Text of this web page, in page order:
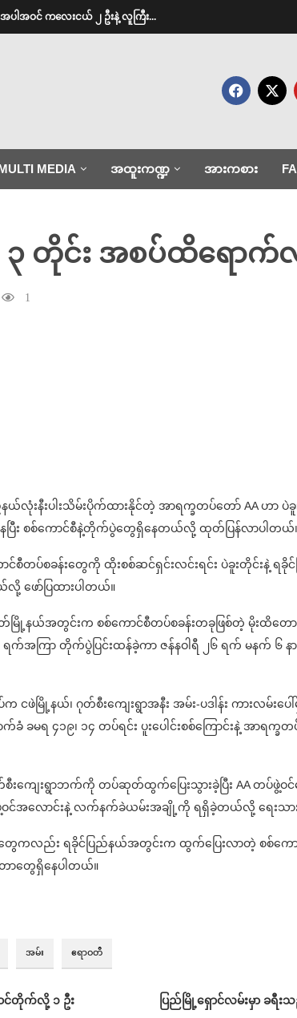
ပါအဝင် ကလေးငယ် ၂ ဦးနဲ့ လူကြီး...
MEDIA အထူးကဏ္ဍ အားကစား
၃ တိုင်း အစပ်ထိရောက်
1
လုံးနီးပါးသိမ်းပိုက်ထားနိုင်တဲ့ အာရက္ခတပ်တော် AA ဟာ ပဲခူ
ြီး စစ်ကောင်စီနဲ့တိုက်ပွဲတွေရှိနေတယ်လို့ ထုတ်ပြန်လာပါတယ်
စီတပ်စခန်းတွေကို ထိုးစစ်ဆင်ရှင်းလင်းရင်း ပဲခူးတိုင်းနဲ့ ရ
ဖော်ပြထားပါတယ်။
မြို့နယ်အတွင်းက စစ်ကောင်စီတပ်စခန်းတခုဖြစ်တဲ့ မိုးထိတေ
က်အကြာ တိုက်ပွဲပြင်းထန်ခဲ့ကာ ဇန်နဝါရီ ၂၆ ရက် မနက် ၆ န
မြို့နယ်၊ ဂုတ်စီးကျေးရွာအနီး အမ်း-ပဒါန်း ကားလမ်းပေါ်
ရ ၄၁၉၊ ၁၄ တပ်ရင်း ပူးပေါင်းစစ်ကြောင်းနဲ့ အာရက္ခတပ်
ကျေးရွာဘက်ကို တပ်ဆုတ်ထွက်ပြေးသွားခဲ့ပြီး AA တပ်ဖွဲ့ဝ
ဝင်အလောင်းနဲ့ လက်နက်ခဲယမ်းအချို့ကို ရရှိခဲ့တယ်လို့ ရေးသာ
ေကလည်း ရခိုင်ပြည်နယ်အတွင်းက ထွက်ပြေးလာတဲ့ စစ်ကေ
ာတွေရှိနေပါတယ်။
အမ်း ဧရာဝတီ
င်တိုက်လို့ ၁ ဦး
ပြည်မြို့ရှောင်လမ်းမှာ ခရီး